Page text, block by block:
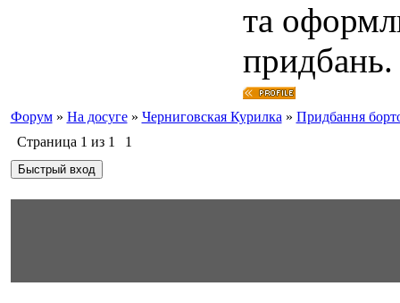
та
придбань.
Форум » На досуге » Черниговская Курилка » Придбання
Страница 1 из 1 1